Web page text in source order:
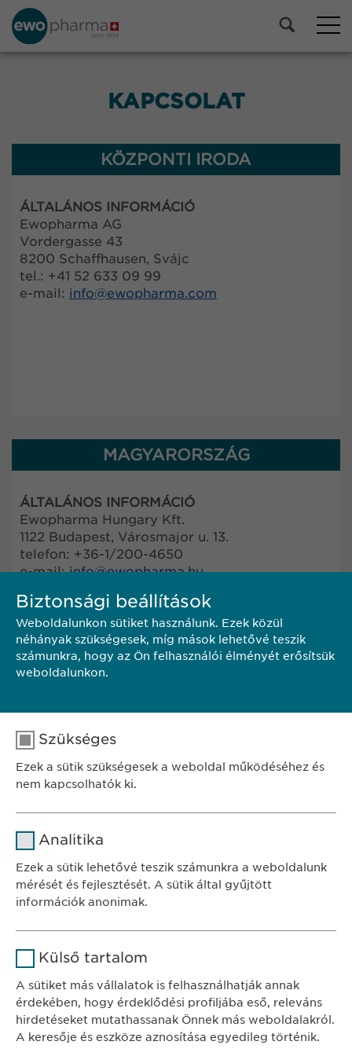
KAPCSOLAT
KÖZPONTI IRODA
ÁLTALÁNOS INFORMÁCIÓ
Ewopharma AG
Vordergasse 43
8200 Schaffhausen, Svájc
tel.: +41 52 633 09 99
e-mail: info@ewopharma.com
MAGYARORSZÁG
ÁLTALÁNOS INFORMÁCIÓ
Ewopharma Hungary Kft.
1122 Budapest, Városmajor u. 13.
telefon: +36-1/200-4650
e-mail:info@ewopharma.hu
FARMAKOVIGILANCIA
Amennyiben készítményeinkkel kapcsolatosan
nemkívánatos hatás lépne fel, kérjük,
késedelem nélkül az alábbi e-mail címen
jelentse be:
töltse ki ezt ajelentőlapot.
Ewopharma Hungary Kft.
1122 Budapest
Városmajor u. 13.
tel.: +36 1 200 4650
e-mail:info@ewopharma.hu
Adatkezelési
Biztonsági beállítások
Weboldalunkon sütiket használunk. Ezek közül
néhányak szükségesek, míg mások lehetővé teszik
számunkra, hogy az Ön felhasználói élményét erősítsük
weboldalunkon.
Szükséges
Ezek a sütik szükségesek a weboldal működéséhez és
nem kapcsolhatók ki.
Időtartam
A fehasználó sütikhez való
Analitika
Ezek a sütik lehetővé teszik számunkra a weboldalunk
mérését és fejlesztését. A sütik által gyűjtött
információk anonimak.
Időtartam
Külső tartalom
A sütiket más vállalatok is felhasználhatják annak
érdekében, hogy érdeklődési profiljába eső, releváns
hirdetéseket mutathassanak Önnek más weboldalakról.
A keresője és eszköze aznosítása egyedileg történik.